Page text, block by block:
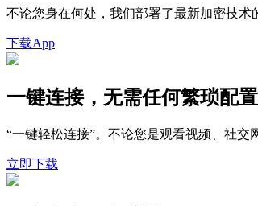
不论您身在何处，我们部署了最新加密技术
下载App
一键连接，无需任何繁琐配置
“一键轻松连接”。不论您是观看视频、社
立即下载